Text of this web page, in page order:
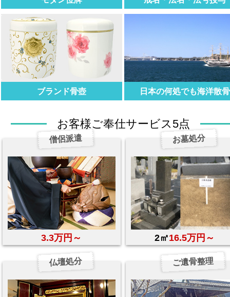
ブランド骨壺 日本の何処でも海洋散骨
お客様ご奉仕サービス5点
僧侶派遣
3.3万円～
お墓処分
2㎡16.5万円～
仏壇処分 ご遺骨整理